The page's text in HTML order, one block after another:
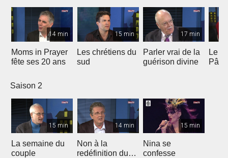
14 min
Moms in Prayer
fête ses 20 ans
15 min
Les chrétiens du
sud
17 min
Parler vrai de la
guérison divine
Le
Saison 2
15 min
La semaine du
couple
14 min
Non à la
redéfinition du
15 min
Nina se
confesse